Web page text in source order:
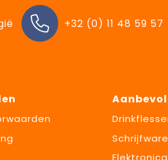
+32 (0) 11 48 59 57